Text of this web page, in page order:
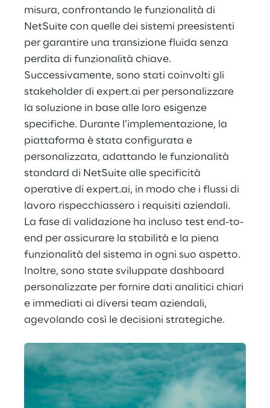
misura, confrontando le funzionalità di
NetSuite con quelle dei sistemi preesistenti
per garantire una transizione fluida senza
perdita di funzionalità chiave.
Successivamente, sono stati coinvolti gli
stakeholder di expert.ai per personalizzare
la soluzione in base alle loro esigenze
specifiche. Durante l’implementazione, la
piattaforma è stata configurata e
personalizzata, adattando le funzionalità
standard di NetSuite alle specificità
operative di expert.ai, in modo che i flussi di
lavoro rispecchiassero i requisiti aziendali.
La fase di validazione ha incluso test end-to-
end per assicurare la stabilità e la piena
funzionalità del sistema in ogni suo aspetto.
Inoltre, sono state sviluppate dashboard
personalizzate per fornire dati analitici chiari
e immediati ai diversi team aziendali,
agevolando così le decisioni strategiche.